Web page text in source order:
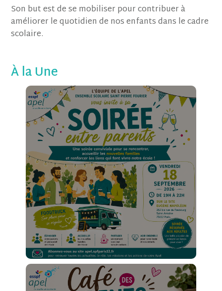
Son but est de se mobiliser pour contribuer à
améliorer le quotidien de nos enfants dans le cadre
scolaire.
À la Une